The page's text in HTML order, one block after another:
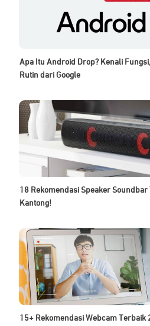
Apa Itu Android Drop? Kenali
Rutin dari Google
18 Rekomendasi Speaker
Kantong!
15+ Rekomendasi Webcam Terbaik